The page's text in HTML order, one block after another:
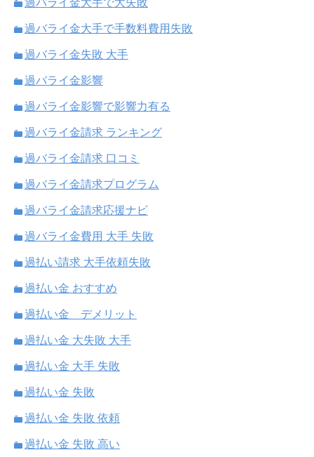
過バライ金大手で大失敗
過バライ金大手で手数料費用失敗
過バライ金失敗 大手
過バライ金影響
過バライ金影響で影響力有る
過バライ金請求 ランキング
過バライ金請求 口コミ
過バライ金請求プログラム
過バライ金請求応援ナビ
過バライ金費用 大手 失敗
過払い請求 大手依頼失敗
過払い金 おすすめ
過払い金 デメリット
過払い金 大失敗 大手
過払い金 大手 失敗
過払い金 失敗
過払い金 失敗 依頼
過払い金 失敗 高い